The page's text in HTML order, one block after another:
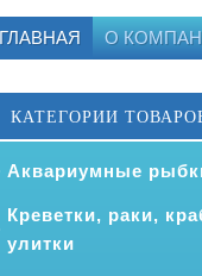
ГЛАВНАЯ О
КАТЕГОРИИ
Аквариумные
Креветки, раки,
улитки